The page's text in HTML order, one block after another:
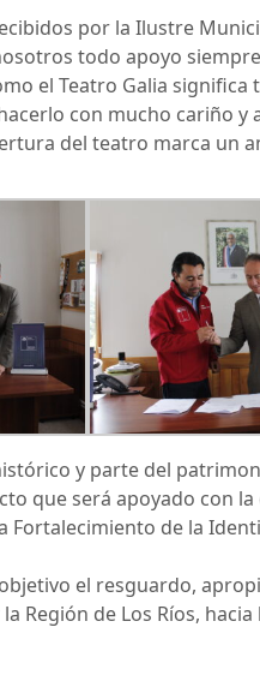
por la Ilustre
todo apoyo
el Teatro Galia significa
con mucho cariño y
del teatro marca un
y parte del
que será apoyado con
Fortalecimiento de la
el resguardo,
Región de Los Ríos,